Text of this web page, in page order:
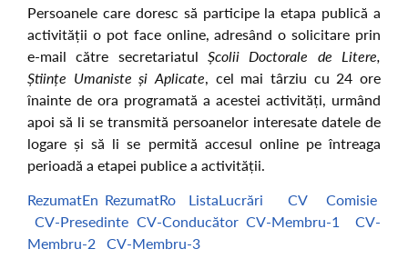
Persoanele care doresc să participe la etapa publică a
activității o pot face online, adresând o solicitare prin
e-mail către secretariatul Școlii Doctorale de Litere,
Științe Umaniste și Aplicate, cel mai târziu cu 24 ore
înainte de ora programată a acestei activități, urmând
apoi să li se transmită persoanelor interesate datele de
logare și să li se permită accesul online pe întreaga
perioadă a etapei publice a activității.
RezumatEn RezumatRo ListaLucrări CV
Comisie
CV-Presedinte CV-Conducător CV-Membru-1
CV-
Membru-2 CV-Membru-3